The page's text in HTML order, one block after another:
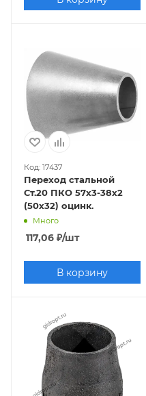
Код: 17437
Переход стальной
Ст.20 ПКО 57х3-38х2
(50х32) оцинк.
Много
117,06 ₽/шт
В корзину